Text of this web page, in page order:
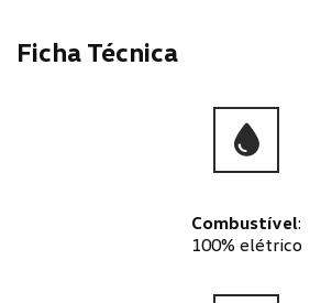
Ficha Técnica
Combustível:
100% elétrico